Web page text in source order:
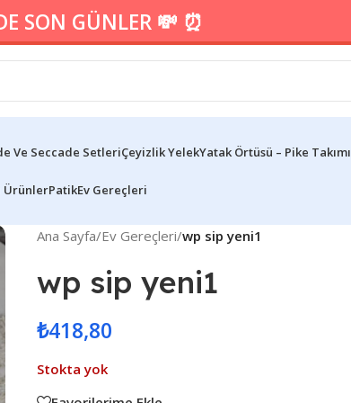
SON GÜNLER 💸 ⏰
Ve Seccade SetleriÇeyizlik YelekYatak Örtüsü – Pike Takımı
ÜrünlerPatikEv Gereçleri
Ana Sayfa/Ev Gereçleri/wp sip yeni1
wp sip yeni1
₺418,80
Stokta yok